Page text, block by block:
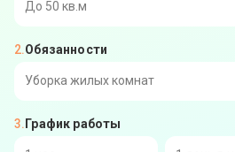
До 50 кв.м
От 51 до 80 кв.м
От 111 до 140 кв.м
Обязанности
Уборка жилых комнат
График работы